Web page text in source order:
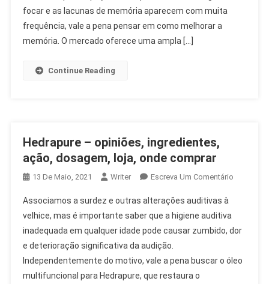
focar e as lacunas de memória aparecem com muita
frequência, vale a pena pensar em como melhorar a
memória. O mercado oferece uma ampla […]
Continue Reading
Hedrapure – opiniões, ingredientes,
ação, dosagem, loja, onde comprar
13 De Maio, 2021 Writer Escreva Um ComentárioOn
Dosagem,
Associamos a surdez e outras alterações auditivas à
velhice, mas é importante saber que a higiene auditiva
inadequada em qualquer idade pode causar zumbido, dor
e deterioração significativa da audição.
Independentemente do motivo, vale a pena buscar o óleo
multifuncional para Hedrapure, que restaura o